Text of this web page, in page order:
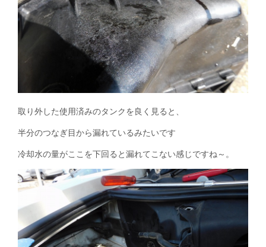
取り外した使用済みのタンクを良く見ると、
半分のつなぎ目から漏れているみたいです
冷却水の量がここを下回ると漏れてこない感じですね～。